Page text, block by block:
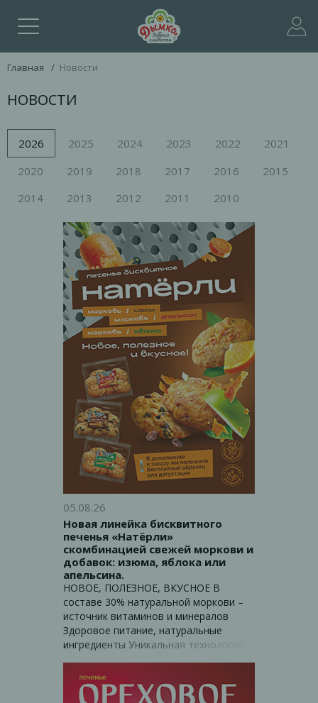
Главная / Новости
НОВОСТИ
2026 2025 2024 2023 2022
2021
2020
2019 2018 2017 2016
2015
2014
2013 2012 2011 2010
05.08.26
Новая линейка бисквитного
печенья «Натёрли»
скомбинацией свежей моркови и
добавок: изюма, яблока или
апельсина.
НОВОЕ, ПОЛЕЗНОЕ, ВКУСНОЕ В
составе 30% натуральной моркови –
источник витаминов и минералов
Здоровое питание, натуральные
ингредиенты Уникальная технология
«домашнего печенья».
__________________________________________________